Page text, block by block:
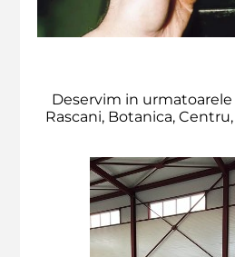
Deservim in urmatoarele
Rascani, Botanica,